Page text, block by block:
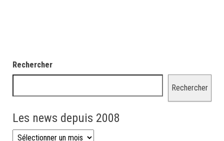
Rechercher
Rechercher
Les news depuis 2008
Les news depuis 2008